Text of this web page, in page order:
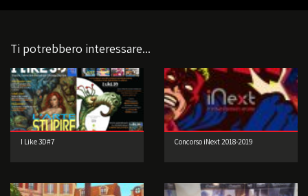
Ti potrebbero interessare...
I Like 3D#7 Concorso iNext 2018-2019